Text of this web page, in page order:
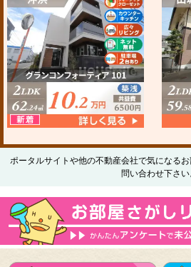
ポータルサイトや他の不動産会社で気になる
問い合わせ下さい